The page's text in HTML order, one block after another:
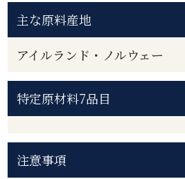
主な原料産地
アイルランド・ノルウェー
特定原材料7品目
注意事項